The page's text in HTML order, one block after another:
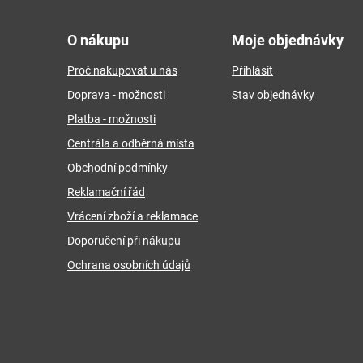
l
á
d
O nákupu
Proč nakupovat u nás
Doprava - možnosti
Platba - možnosti
Centrála a odběrná místa
Obchodní podmínky
Reklamační řád
Vrácení zboží a reklamace
Doporučení při nákupu
Ochrana osobních údajů
Moje objednávky
Přihlásit
Stav objednávky